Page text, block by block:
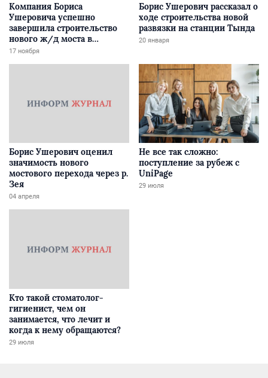
Компания Бориса
Ушеровича успешно
завершила строительство
нового ж/д моста в
Забайкалье
17 ноября
Борис Ушерович рассказал о
ходе строительства новой
развязки на станции Тында
20 января
Борис Ушерович оценил
значимость нового
мостового перехода через р.
Зея
04 апреля
Не все так сложно:
поступление за рубеж с
UniPage
29 июля
Кто такой стоматолог-
гигиенист, чем он
занимается, что лечит и
когда к нему обращаются?
29 июля